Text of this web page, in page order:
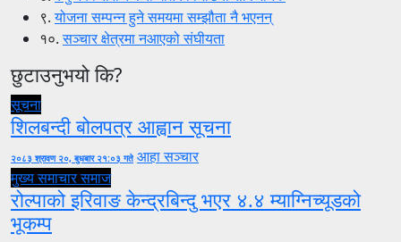
९.योजना सम्पन्न हुने समयमा सम्झौता नै भएनन्
१०.सञ्चार क्षेत्रमा नआएको संघीयता
छुटाउनुभयो कि?
सूचना
शिलबन्दी बोलपत्र आह्वान सूचना
२०८३ श्रावण २०, बुधबार २१:०३ गते आहा सञ्चार
मुख्य समाचारसमाज
रोल्पाको इरिवाङ केन्द्रबिन्दु भएर ४.४ म्याग्निच्यूडको
भूकम्प